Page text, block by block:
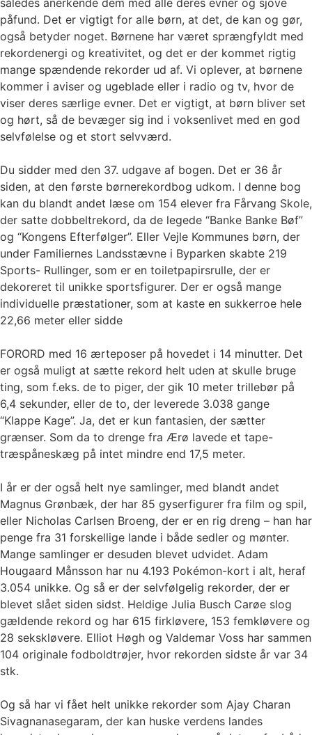
påfund. Det er vigtigt for alle børn, at det, de kan og gør,
også betyder noget. Børnene har været sprængfyldt med
rekordenergi og kreativitet, og det er der kommet rigtig
mange spændende rekorder ud af. Vi oplever, at børnene
kommer i aviser og ugeblade eller i radio og tv, hvor de
viser deres særlige evner. Det er vigtigt, at børn bliver set
og hørt, så de bevæger sig ind i voksenlivet med en god
selvfølelse og et stort selvværd.
Du sidder med den 37. udgave af bogen. Det er 36 år
siden, at den første børnerekordbog udkom. I denne bog
kan du blandt andet læse om 154 elever fra Fårvang Skole,
der satte dobbeltrekord, da de legede “Banke Banke Bøf”
og “Kongens Efterfølger”. Eller Vejle Kommunes børn, der
under Familiernes Landsstævne i Byparken skabte 219
Sports- Rullinger, som er en toiletpapirsrulle, der er
dekoreret til unikke sportsfigurer. Der er også mange
individuelle præstationer, som at kaste en sukkerroe hele
22,66 meter eller sidde
FORORD med 16 ærteposer på hovedet i 14 minutter. Det
er også muligt at sætte rekord helt uden at skulle bruge
ting, som f.eks. de to piger, der gik 10 meter trillebør på
6,4 sekunder, eller de to, der leverede 3.038 gange
“Klappe Kage”. Ja, det er kun fantasien, der sætter
grænser. Som da to drenge fra Ærø lavede et tape-
træspåneskæg på intet mindre end 17,5 meter.
I år er der også helt nye samlinger, med blandt andet
Magnus Grønbæk, der har 85 gyserfigurer fra film og spil,
eller Nicholas Carlsen Broeng, der er en rig dreng – han har
penge fra 31 forskellige lande i både sedler og mønter.
Mange samlinger er desuden blevet udvidet. Adam
Hougaard Månsson har nu 4.193 Pokémon-kort i alt, heraf
3.054 unikke. Og så er der selvfølgelig rekorder, der er
blevet slået siden sidst. Heldige Julia Busch Carøe slog
gældende rekord og har 615 firkløvere, 153 femkløvere og
28 sekskløvere. Elliot Høgh og Valdemar Voss har sammen
104 originale fodboldtrøjer, hvor rekorden sidste år var 34
stk.
Og så har vi fået helt unikke rekorder som Ajay Charan
Sivagnanasegaram, der kan huske verdens landes